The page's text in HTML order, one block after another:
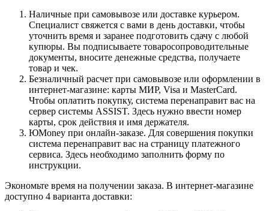
Наличные при самовывозе или доставке курьером.
Специалист свяжется с вами в день доставки, чтобы
уточнить время и заранее подготовить сдачу с любой
купюры. Вы подписываете товаросопроводительные
документы, вносите денежные средства, получаете
товар и чек.
Безналичный расчет при самовывозе или оформлении в
интернет-магазине: карты МИР, Visa и MasterCard.
Чтобы оплатить покупку, система перенаправит вас на
сервер системы ASSIST. Здесь нужно ввести номер
карты, срок действия и имя держателя.
ЮMoney при онлайн-заказе. Для совершения покупки
система перенаправит вас на страницу платежного
сервиса. Здесь необходимо заполнить форму по
инструкции.
Экономьте время на получении заказа. В интернет-магазине
доступно 4 варианта доставки: